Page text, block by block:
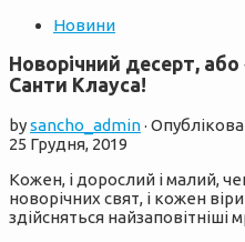
Новини
Новорічний десерт,
Санти Клауса!
bysancho_admin·
25 Грудня, 2019
Кожен, і дорослий і малий,
новорічних свят, і кожен
здійсняться найзаповітніші